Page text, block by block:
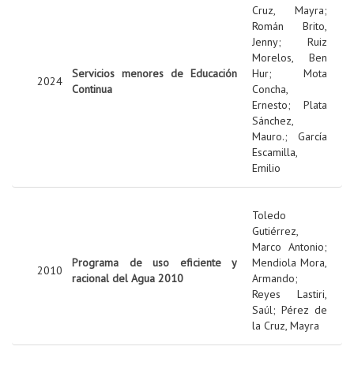
2024
Servicios menores de Educación
Continua
Cruz, Mayra;
Román Brito,
Jenny; Ruiz
Morelos, Ben
Hur; Mota
Concha,
Ernesto; Plata
Sánchez,
Mauro.; García
Escamilla,
Emilio
2010
Programa de uso eficiente y
racional del Agua 2010
Toledo
Gutiérrez,
Marco Antonio;
Mendiola Mora,
Armando;
Reyes Lastiri,
Saúl; Pérez de
la Cruz, Mayra